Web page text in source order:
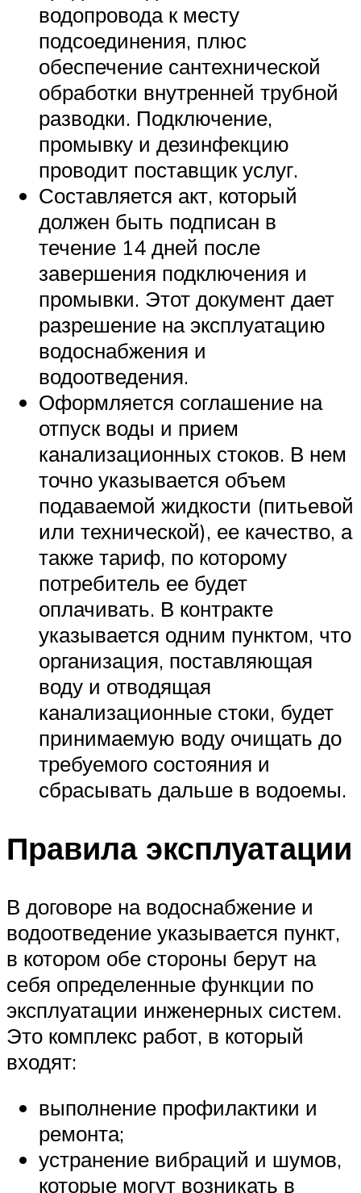
водопровода к месту
подсоединения, плюс
обеспечение сантехнической
обработки внутренней трубной
разводки. Подключение,
промывку и дезинфекцию
проводит поставщик услуг.
Составляется акт, который
должен быть подписан в
течение 14 дней после
завершения подключения и
промывки. Этот документ дает
разрешение на эксплуатацию
водоснабжения и
водоотведения.
Оформляется соглашение на
отпуск воды и прием
канализационных стоков. В нем
точно указывается объем
подаваемой жидкости (питьевой
или технической), ее качество, а
также тариф, по которому
потребитель ее будет
оплачивать. В контракте
указывается одним пунктом, что
организация, поставляющая
воду и отводящая
канализационные стоки, будет
принимаемую воду очищать до
требуемого состояния и
сбрасывать дальше в водоемы.
Правила эксплуатации
В договоре на водоснабжение и
водоотведение указывается пункт,
в котором обе стороны берут на
себя определенные функции по
эксплуатации инженерных систем.
Это комплекс работ, в который
входят:
выполнение профилактики и
ремонта;
устранение вибраций и шумов,
которые могут возникать в